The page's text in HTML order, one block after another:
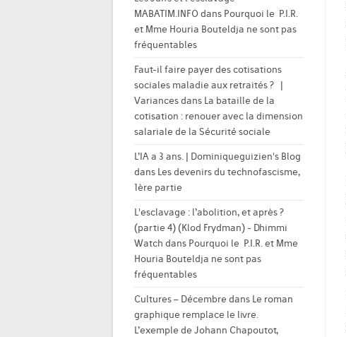
MABATIM.INFO dans Pourquoi le P.I.R.
et Mme Houria Bouteldja ne sont pas
fréquentables
Faut-il faire payer des cotisations
sociales maladie aux retraités ? |
Variancesdans La bataille de la
cotisation : renouer avec la dimension
salariale de la Sécurité sociale
L’IA a 3 ans. | Dominiqueguizien's Blog
dans Les devenirs du technofascisme,
1ère partie
L'esclavage : l’abolition, et après ?
(partie 4) (Klod Frydman) - Dhimmi
Watch dans Pourquoi le P.I.R. et Mme
Houria Bouteldja ne sont pas
fréquentables
Cultures – Décembre dans Le roman
graphique remplace le livre.
L’exemple de Johann Chapoutot,